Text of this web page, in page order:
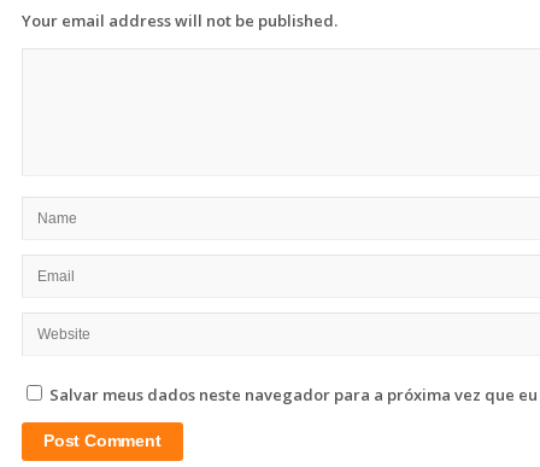
Your email address will not be published.
Salvar meus dados neste navegador para a próxima vez que